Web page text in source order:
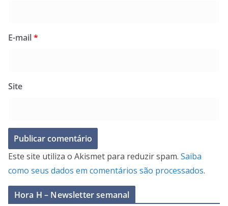
E-mail*
Site
Este site utiliza o Akismet para reduzir spam. Saiba
como seus dados em comentários são processados.
Hora H – Newsletter semanal